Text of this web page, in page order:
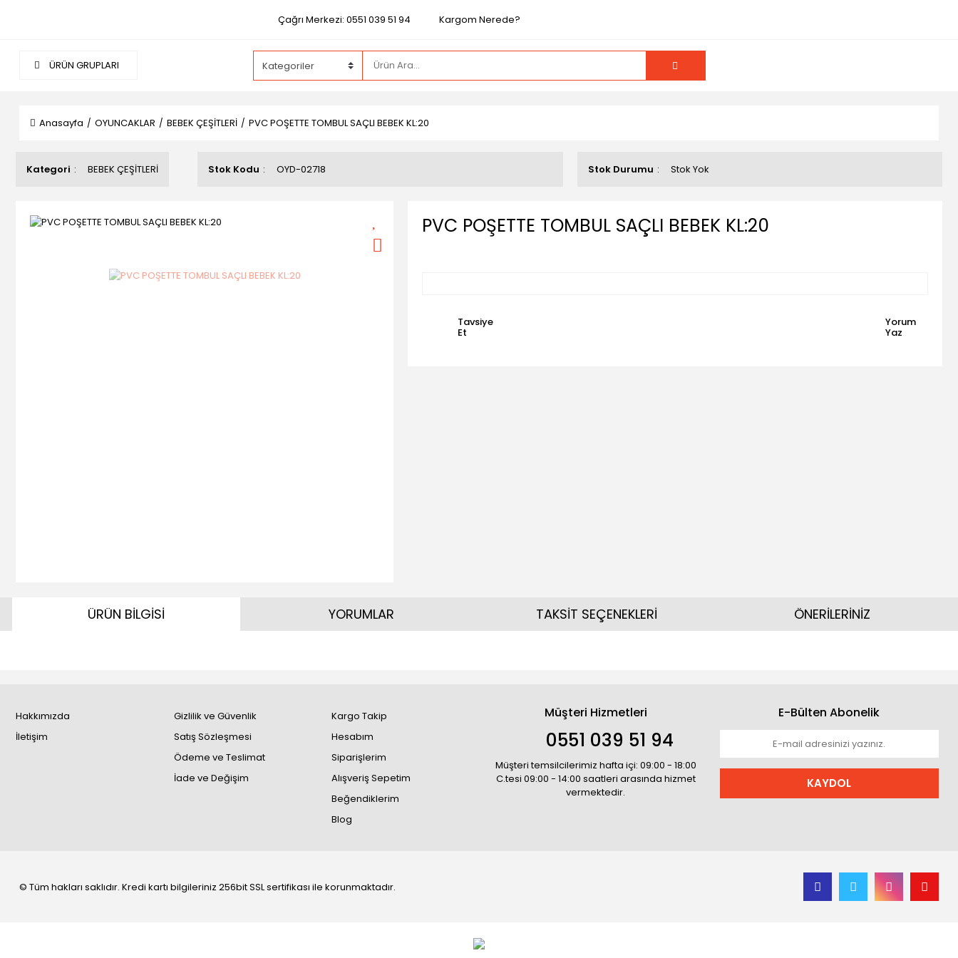
Çağrı Merkezi: 0551 039 51 94 Kargom Nerede?
ÜRÜN GRUPLARI
Anasayfa OYUNCAKLAR BEBEK ÇEŞİTLERİ PVC POŞETTE TOMBUL SAÇLI BEBEK KL:20
Kategori BEBEK ÇEŞİTLERİ Stok Kodu OYD-02718 Stok Durumu Stok Yok
PVC POŞETTE TOMBUL SAÇLI BEBEK KL:20
Tavsiye
Et
Yorum
Yaz
ÜRÜN BİLGİSİ YORUMLAR TAKSİT SEÇENEKLERİ ÖNERİLERİNİZ
Hakkımızda
İletişim
Gizlilik ve Güvenlik
Satış Sözleşmesi
Ödeme ve Teslimat
İade ve Değişim
Kargo Takip
Hesabım
Siparişlerim
Alışveriş Sepetim
Beğendiklerim
Blog
Müşteri Hizmetleri
0551 039 51 94
Müşteri temsilcilerimiz hafta içi: 09:00 - 18:00
C.tesi 09:00 - 14:00 saatleri arasında hizmet
vermektedir.
E-Bülten Abonelik
KAYDOL
© Tüm hakları saklıdır. Kredi kartı bilgileriniz 256bit SSL sertifikası ile korunmaktadır.